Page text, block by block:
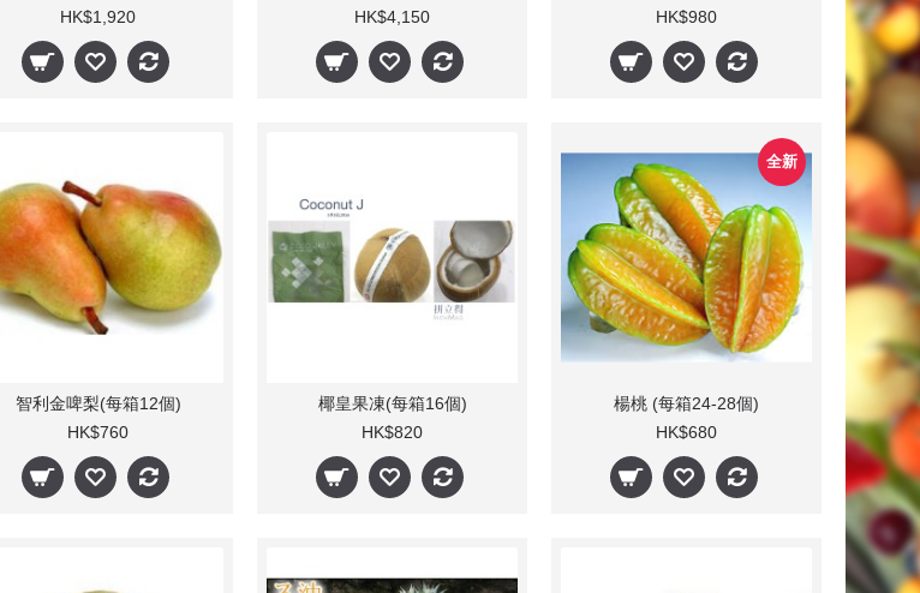
HK$1,920
HK$4,150
HK$980
智利金啤梨(每箱12個)
HK$760
椰皇果凍(每箱16個)
HK$820
全新
楊桃 (每箱24-28個)
HK$680